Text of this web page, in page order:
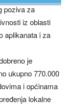
poziva za
iz oblasti
aplikanata i za
je
ukupno 770.000
i općinama
lokalne